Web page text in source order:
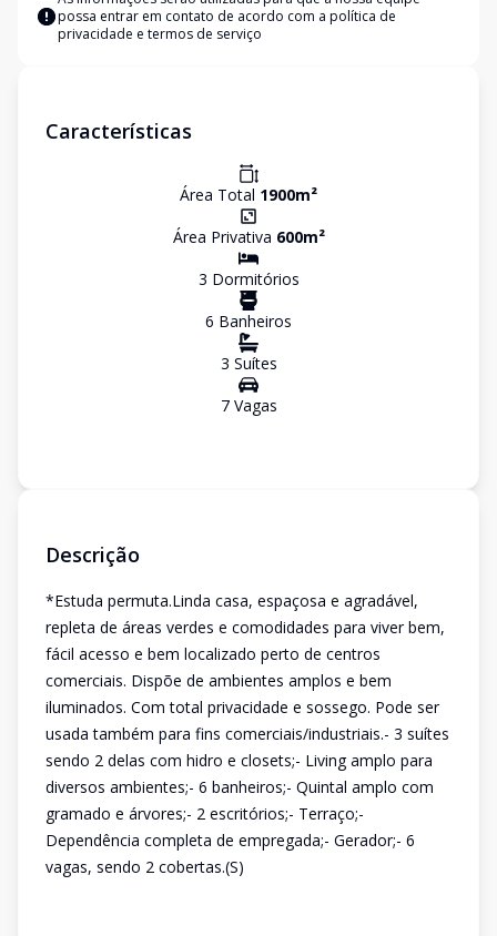
possa entrar em contato de acordo com a política de
privacidade e termos de serviço
Características
Área Total 1900m²
Área Privativa 600m²
3 Dormitórios
6 Banheiros
3 Suítes
7Vagas
Descrição
*Estuda permuta.Linda casa, espaçosa e agradável,
repleta de áreas verdes e comodidades para viver bem,
fácil acesso e bem localizado perto de centros
comerciais. Dispõe de ambientes amplos e bem
iluminados. Com total privacidade e sossego. Pode ser
usada também para fins comerciais/industriais.- 3 suítes
sendo 2 delas com hidro e closets;- Living amplo para
diversos ambientes;- 6 banheiros;- Quintal amplo com
gramado e árvores;- 2 escritórios;- Terraço;-
Dependência completa de empregada;- Gerador;- 6
vagas, sendo 2 cobertas.(S)